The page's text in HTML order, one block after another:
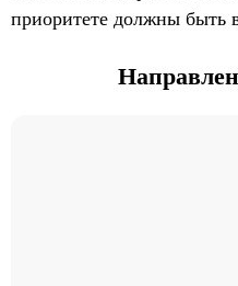
приоритете должны быть